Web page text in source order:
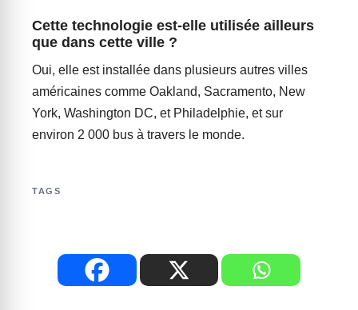
Cette technologie est-elle utilisée ailleurs
que dans cette ville ?
Oui, elle est installée dans plusieurs autres villes
américaines comme Oakland, Sacramento, New
York, Washington DC, et Philadelphie, et sur
environ 2 000 bus à travers le monde.
TAGS